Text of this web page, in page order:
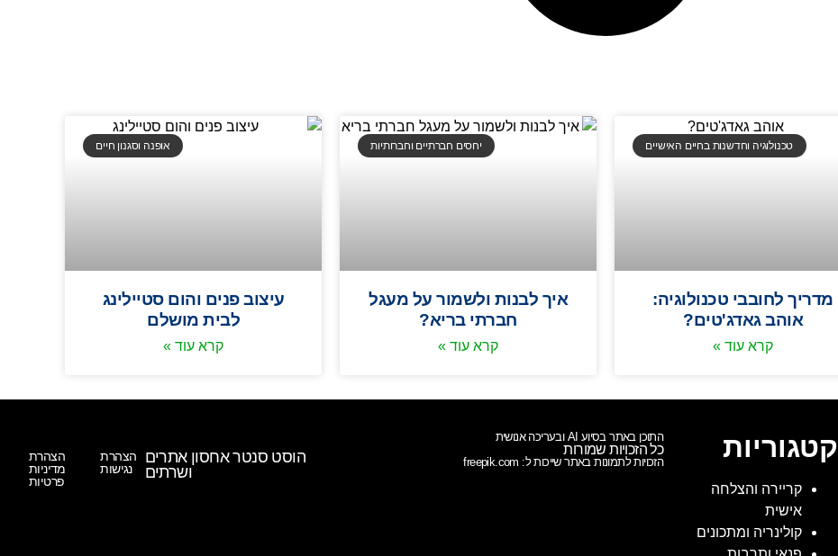
טכנולוגיה וחדשנות בחיים האישיים
מדריך לחובבי טכנולוגיה:
אוהב גאדג'טים?
קרא עוד »
יחסים חברתיים וחברותיות
איך לבנות ולשמור על מעגל
חברתי בריא?
קרא עוד »
אופנה וסגנון חיים
עיצוב פנים והום סטיילינג
לבית מושלם
קרא עוד »
קטגוריות
קריירה והצלחה
אישית
קולינריה ומתכונים
התוכן באתר בסיוע AI ובעריכה אנושית
כל הזכויות שמורות
הזכויות לתמונות באתר שייכות ל: freepik.com
הצהרת
מדיניות
פרטיות
הצהרת
נגישות
הוסט סנטר אחסון אתרים
ושרתים